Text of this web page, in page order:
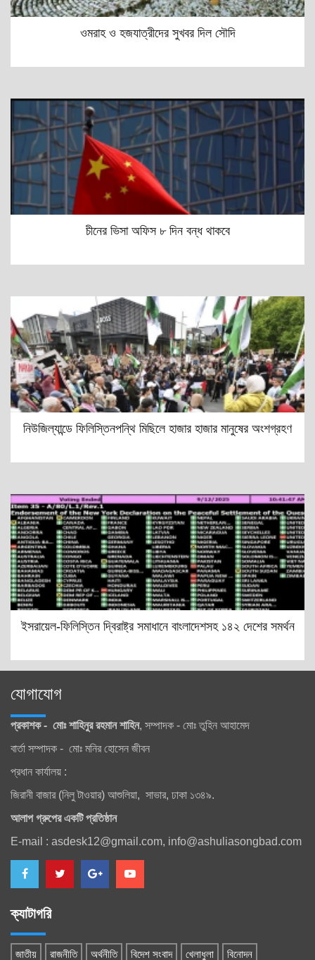
ওমরাহ ও হজযাত্রীদের সুখবর দিল সৌদি
চীনের ভিসা অফিস ৮ দিন বন্ধ থাকবে
নিউজিল্যান্ডে ফিলিস্তিনপন্থি মিছিলে হাজার হাজার মানুষের অংশগ্রহণ
ইসরায়েল-ফিলিস্তিন দ্বিরাষ্ট্র সমাধানে বাংলাদেশসহ ১৪২ দেশের সমর্থন
যোগাযোগ
প্রকাশক - মোঃ শাহিনুর রহমান শাহিন, সম্পাদক - মোঃ তুহিন আহামেদ
বার্তা সম্পাদক - মোঃ মনির হোসেন জীবন
প্রধান কার্যালয় :
জিরানী বাজার (নিলু টাওয়ার) আশুলিয়া, সাভার, ঢাকা ১৩৪৯.
আলাপ গ্রুপের একটি প্রতিষ্ঠান
E-mail : asdesk12@gmail.com, info@ashuliasongbad.com
ক্যাটাগরি
জাতীয় রাজনীতি অর্থনীতি বিদেশ সংবাদ খেলাধুলা বিনোদন